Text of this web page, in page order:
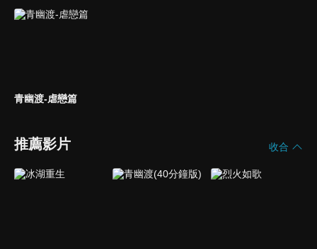
青幽渡-虐戀篇
推薦影片 收合